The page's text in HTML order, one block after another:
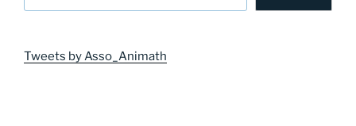
Tweets by Asso_Animath